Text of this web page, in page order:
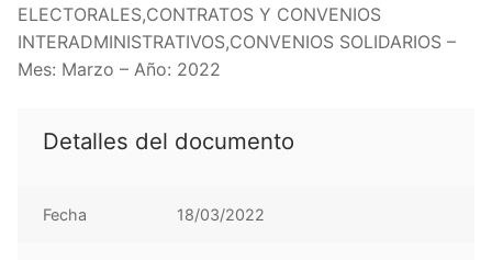
ELECTORALES,CONTRATOS Y CONVENIOS
INTERADMINISTRATIVOS,CONVENIOS SOLIDARIOS –
Mes: Marzo – Año: 2022
Detalles del documento
Fecha 18/03/2022